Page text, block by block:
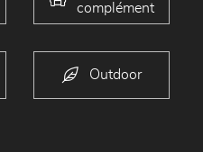
complément
Outdoor